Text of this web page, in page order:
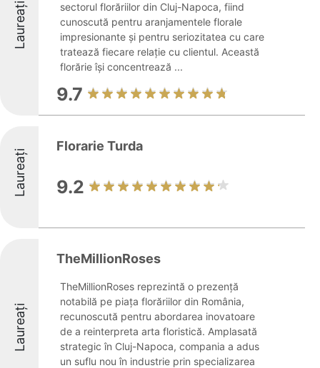
Laureați
sectorul florăriilor din Cluj-Napoca, fiind
cunoscută pentru aranjamentele florale
impresionante și pentru seriozitatea cu care
tratează fiecare relație cu clientul. Această
florărie își concentrează ...
9.7
Laureați
Florarie Turda
9.2
Laureați
TheMillionRoses
TheMillionRoses reprezintă o prezență
notabilă pe piața florăriilor din România,
recunoscută pentru abordarea inovatoare
de a reinterpreta arta floristică. Amplasată
strategic în Cluj-Napoca, compania a adus
un suflu nou în industrie prin specializarea